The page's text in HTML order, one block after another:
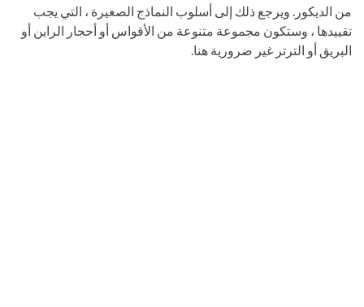
من الديكور. ويرجع ذلك إلى أسلوب النماذج الصغيرة ، التي يجب
تقييدها ، وستكون مجموعة متنوعة من الأقواس أو أحجار الراين أو
البريق أو الترتر غير ضرورية هنا.